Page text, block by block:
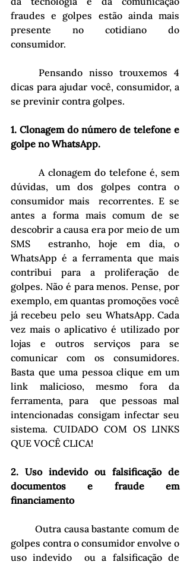
fraudes e golpes estão ainda mais
presente no cotidiano do
consumidor.
dicas para ajudar você, consumidor, a
se previnir contra golpes.
1. Clonagem do número de telefone e
golpe no WhatsApp.
dúvidas, um dos golpes contra o
consumidor mais  recorrentes. E se
antes a forma mais comum de se
descobrir a causa era por meio de um
SMS  estranho, hoje em dia, o
WhatsApp é a ferramenta que mais
contribui para a proliferação de
golpes. Não é para menos. Pense, por
exemplo, em quantas promoções você
já recebeu pelo  seu WhatsApp. Cada
vez mais o aplicativo é utilizado por
lojas e outros serviços para se
comunicar com os consumidores.
Basta que uma pessoa clique em um
link malicioso, mesmo fora da
ferramenta, para  que pessoas mal
intencionadas consigam infectar seu
sistema. CUIDADO COM OS LINKS
QUE VOCÊ CLICA!
2. Uso indevido ou falsificação de
documentos e fraude em
financiamento
golpes contra o consumidor envolve o
uso indevido  ou a falsificação de